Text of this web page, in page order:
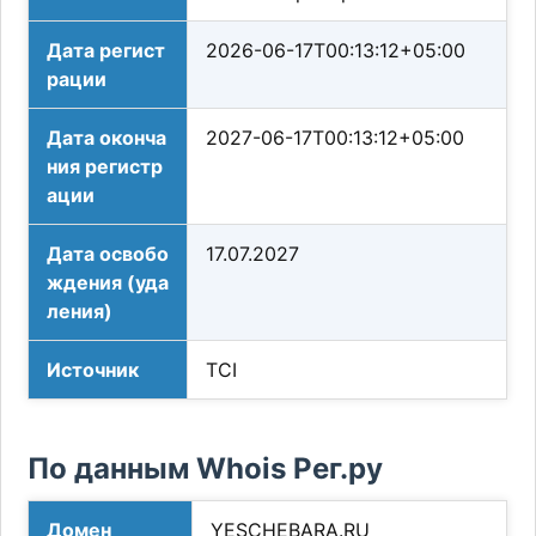
Дата регист
рации
2026-06-17T00:13:12+05:00
Дата оконча
ния регистр
ации
2027-06-17T00:13:12+05:00
Дата освобо
ждения (уда
ления)
17.07.2027
Источник TCI
По данным Whois Рег.ру
Домен YESCHEBARA.RU